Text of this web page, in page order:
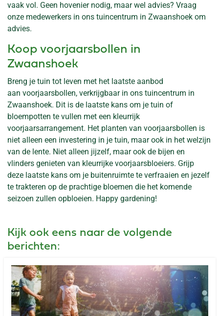
vaak vol. Geen hovenier nodig, maar wel advies? Vraag
onze medewerkers in ons tuincentrum in Zwaanshoek om
advies.
Koop voorjaarsbollen in
Zwaanshoek
Breng je tuin tot leven met het laatste aanbod
aan voorjaarsbollen, verkrijgbaar in ons tuincentrum in
Zwaanshoek. Dit is de laatste kans om je tuin of
bloempotten te vullen met een kleurrijk
voorjaarsarrangement. Het planten van voorjaarsbollen is
niet alleen een investering in je tuin, maar ook in het welzijn
van de lente. Niet alleen jijzelf, maar ook de bijen en
vlinders genieten van kleurrijke voorjaarsbloeiers. Grijp
deze laatste kans om je buitenruimte te verfraaien en jezelf
te trakteren op de prachtige bloemen die het komende
seizoen zullen opbloeien. Happy gardening!
Kijk ook eens naar de volgende
berichten: